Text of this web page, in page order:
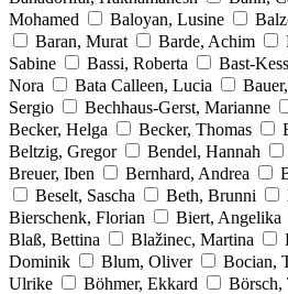
Mohamed
Baloyan, Lusine
Baran, Murat
Barde, Achim
Sabine
Bassi, Roberta Bast-
Nora
Bata Calleen, Lucia
Sergio
Bechhaus-Gerst, Marianne
Becker, Helga
Becker, Thomas
Beltzig, Gregor
Bendel, Hannah
Breuer, Iben
Bernhard, Andrea
Beselt, Sascha
Beth, Brunni
Bierschenk, Florian
Biert, Angelika
Blaß, Bettina
Blažinec, Martina
Dominik
Blum, Oliver Bocian,
Ulrike
Böhmer, Ekkard Börsch,